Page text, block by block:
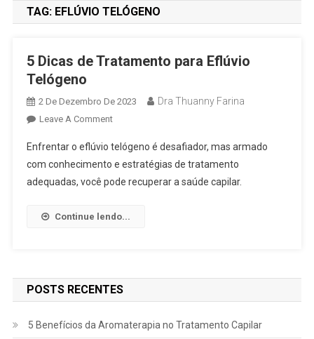
TAG: EFLÚVIO TELÓGENO
5 Dicas de Tratamento para Eflúvio
Telógeno
2 De Dezembro De 2023 Dra Thuanny Farina
Leave A Comment
Enfrentar o eflúvio telógeno é desafiador, mas armado
com conhecimento e estratégias de tratamento
adequadas, você pode recuperar a saúde capilar.
Continue lendo...
POSTS RECENTES
5 Benefícios da Aromaterapia no Tratamento Capilar